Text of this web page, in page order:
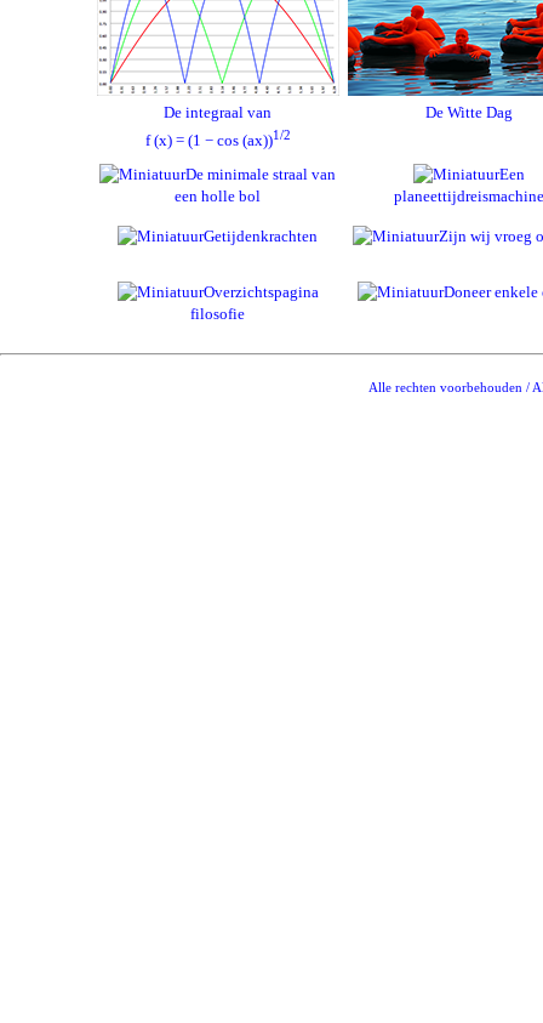
De integraal van
f (x) = (1 − cos (ax))1/2
De Witte Dag
De minimale straal van
een holle bol
Een
planeettijdreismachine
Getijdenkrachten Zijn wij vroeg
Overzichtspagina
filosofie
Doneer enkele
Alle rechten voorbehouden /